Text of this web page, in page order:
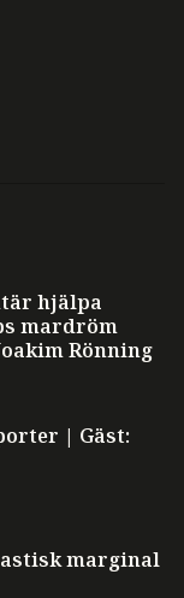
hjälpa
mardröm
Rönning
| Gäst:
marginal